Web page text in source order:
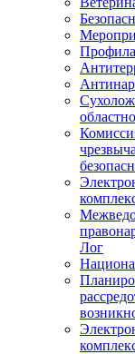
Лог